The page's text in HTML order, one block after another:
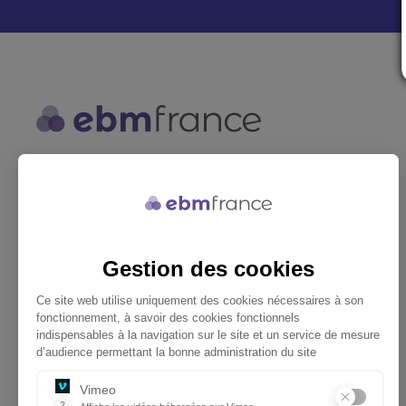
connaissances médicales gratuite
adaptée à la pratique de la médecine